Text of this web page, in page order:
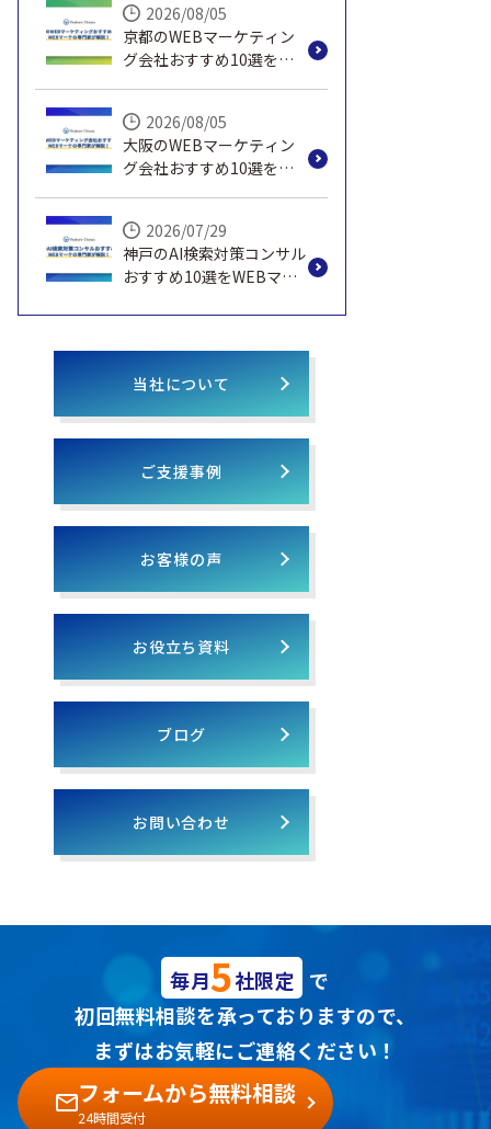
2026/08/05
京都のWEBマーケティン
グ会社おすすめ10選を
2026/08/05
大阪のWEBマーケティン
グ会社おすすめ10選を
2026/07/29
神戸のAI検索対策コンサル
おすすめ10選をWEBマー
当社について
ご支援事例
お客様の声
お役立ち資料
ブログ
お問い合わせ
毎月5社限定 で
初回無料相談を承っておりますので、
まずはお気軽にご連絡ください！
フォームから無料相談
24時間受付